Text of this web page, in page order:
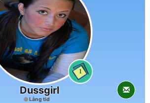
1
Dussgirl
Lång tid